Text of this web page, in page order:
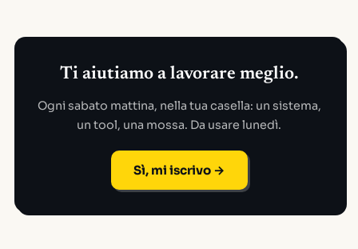
Ti aiutiamo a lavorare meglio.
Ogni sabato mattina, nella tua casella: un sistema,
un tool, una mossa. Da usare lunedì.
Sì, mi iscrivo →